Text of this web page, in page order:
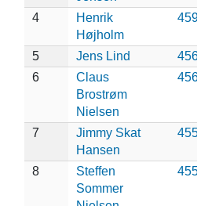
4
Henrik
Højholm
5 Jens Lind
6
Claus
Brostrøm
Nielsen
7
Jimmy Skat
Hansen
8
Steffen
Sommer